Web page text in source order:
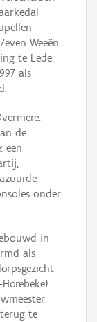
Weeën
te Lede.
als
de
een
onder
in
als
te